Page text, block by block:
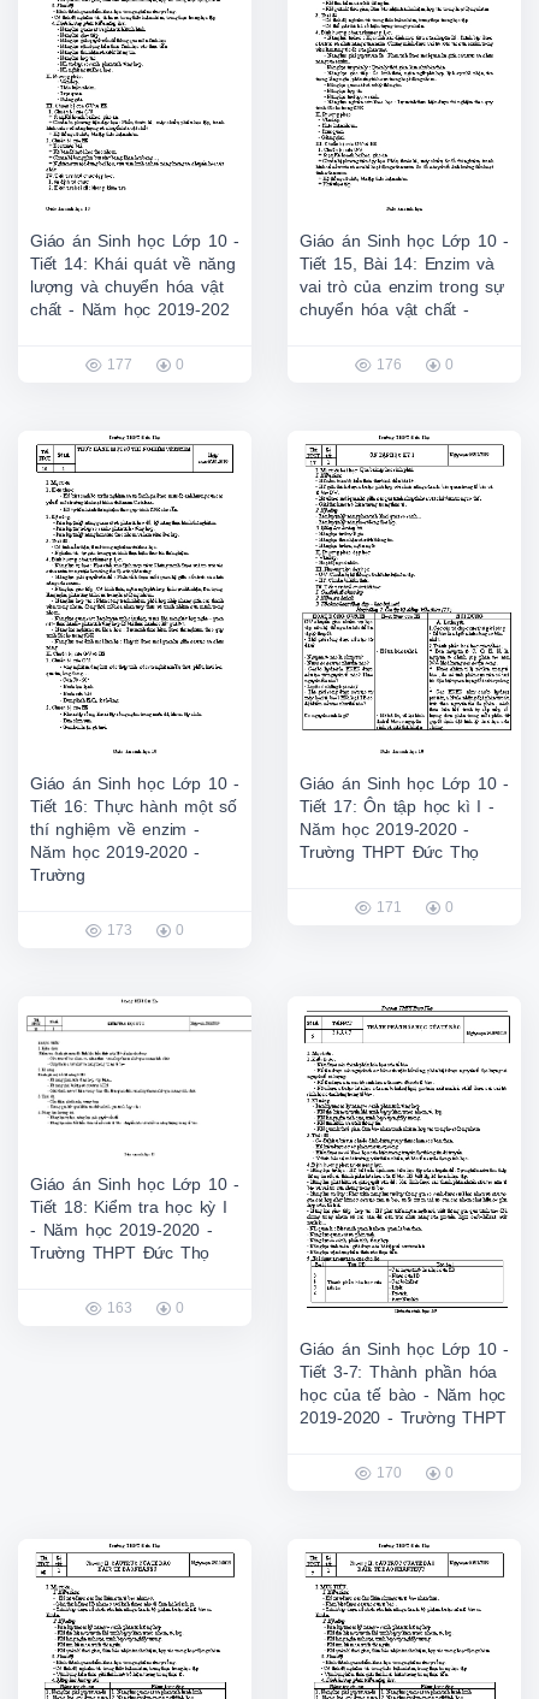
Giáo án Sinh học Lớp 10 -
Tiết 14: Khái quát về năng
lượng và chuyển hóa vật
chất - Năm học 2019-202
177 0
Giáo án Sinh học Lớp 10 -
Tiết 15, Bài 14: Enzim và
vai trò của enzim trong sự
chuyển hóa vật chất -
176 0
Giáo án Sinh học Lớp 10 -
Tiết 16: Thực hành một số
thí nghiệm về enzim -
Năm học 2019-2020 -
Trường
173 0
Giáo án Sinh học Lớp 10 -
Tiết 17: Ôn tập học kì I -
Năm học 2019-2020 -
Trường THPT Đức Thọ
171 0
Giáo án Sinh học Lớp 10 -
Tiết 18: Kiểm tra học kỳ I
- Năm học 2019-2020 -
Trường THPT Đức Thọ
163 0
Giáo án Sinh học Lớp 10 -
Tiết 3-7: Thành phần hóa
học của tế bào - Năm học
2019-2020 - Trường THPT
170 0